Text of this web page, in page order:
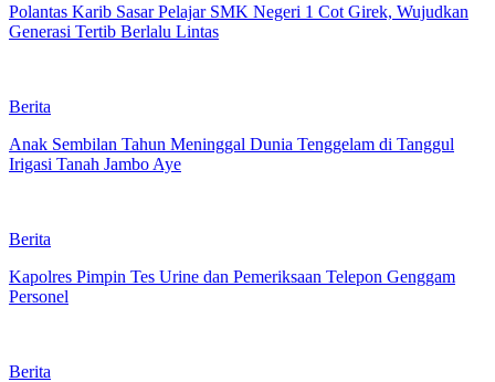
Polantas Karib Sasar Pelajar SMK Negeri 1 Cot Girek, Wujudkan
Generasi Tertib Berlalu Lintas
Berita
Anak Sembilan Tahun Meninggal Dunia Tenggelam di Tanggul
Irigasi Tanah Jambo Aye
Berita
Kapolres Pimpin Tes Urine dan Pemeriksaan Telepon Genggam
Personel
Berita